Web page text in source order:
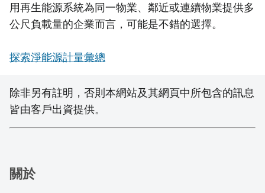
用再生能源系統為同一物業、鄰近或連續物業提供多
公尺負載量的企業而言，可能是不錯的選擇。
探索淨能源計量彙總
除非另有註明，否則本網站及其網頁中所包含的訊息
皆由客戶出資提供。
關於